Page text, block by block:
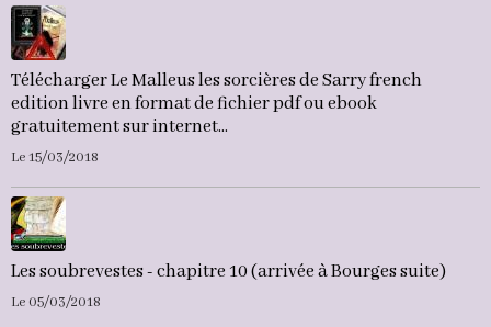
Télécharger Le Malleus les sorcières de Sarry french
edition livre en format de fichier pdf ou ebook
gratuitement sur internet...
Le 15/03/2018
Les soubrevestes - chapitre 10 (arrivée à Bourges suite)
Le 05/03/2018